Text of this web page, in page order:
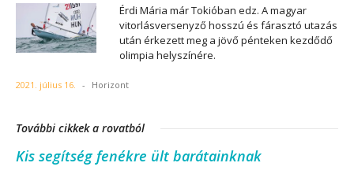
Érdi Mária már Tokióban edz. A magyar
vitorlásversenyző hosszú és fárasztó utazás
után érkezett meg a jövő pénteken kezdődő
olimpia helyszínére.
2021. július 16. - Horizont
További cikkek a rovatból
Kis segítség fenékre ült barátainknak